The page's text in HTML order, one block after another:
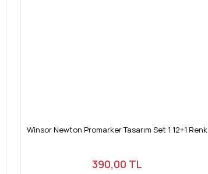
Winsor Newton Promarker Tasarım Set 1 12+1 Renk
390,00 TL